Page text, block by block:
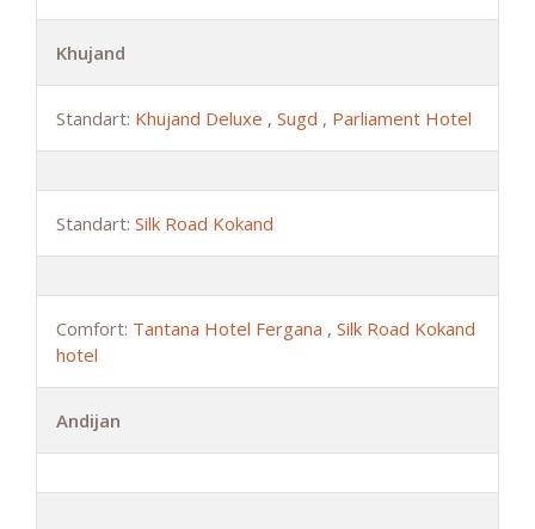
Khujand
Standart: Khujand Deluxe , Sugd , Parliament Hotel
Standart: Silk Road Kokand
Comfort: Tantana Hotel Fergana , Silk Road Kokand
hotel
Andijan